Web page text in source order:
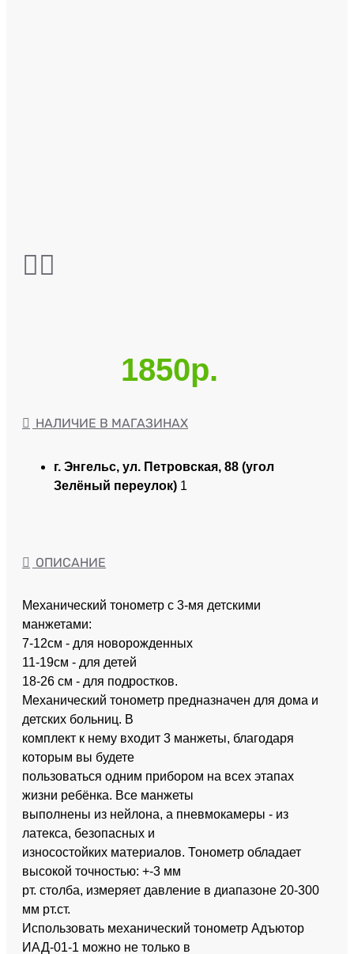
1850р.
НАЛИЧИЕ В МАГАЗИНАХ
г. Энгельс, ул. Петровская, 88 (угол
Зелёный переулок) 1
ОПИСАНИЕ
Механический тонометр с 3-мя детскими
манжетами:
7-12см - для новорожденных
11-19см - для детей
18-26 см - для подростков.
Механический тонометр предназначен для дома и
детских больниц. В
комплект к нему входит 3 манжеты, благодаря
которым вы будете
пользоваться одним прибором на всех этапах
жизни ребёнка. Все манжеты
выполнены из нейлона, а пневмокамеры - из
латекса, безопасных и
износостойких материалов. Тонометр обладает
высокой точностью: +-3 мм
рт. столба, измеряет давление в диапазоне 20-300
мм рт.ст.
Использовать механический тонометр Адъютор
ИАД-01-1 можно не только в